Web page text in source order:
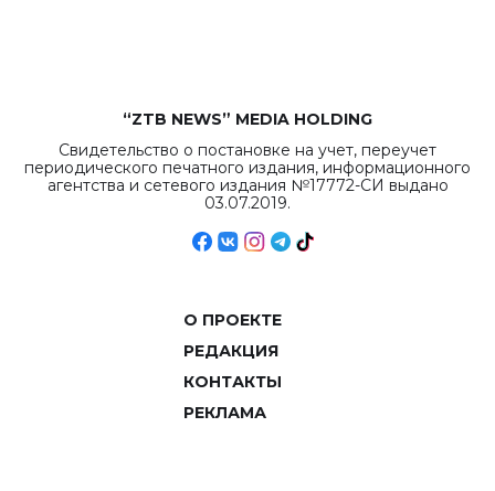
“ZTB NEWS” MEDIA HOLDING
Свидетельство о постановке на учет, переучет
периодического печатного издания, информационного
агентства и сетевого издания №17772-СИ выдано
03.07.2019.
О ПРОЕКТЕ
РЕДАКЦИЯ
КОНТАКТЫ
РЕКЛАМА